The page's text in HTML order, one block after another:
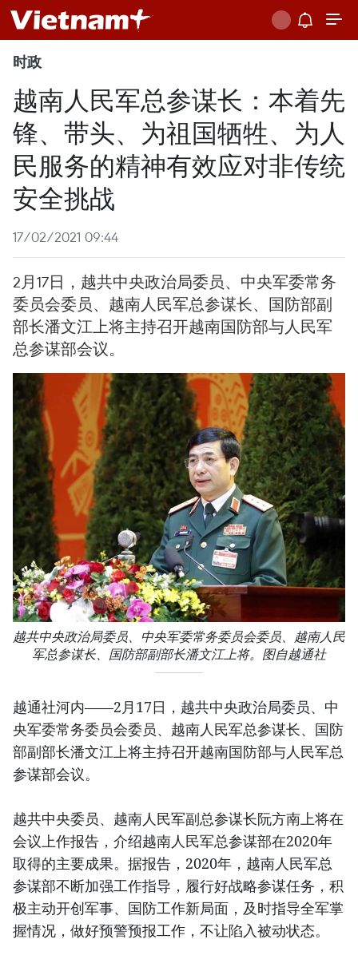
时政
越南人民军总参谋长：本着先
锋、带头、为祖国牺牲、为人
民服务的精神有效应对非传统
安全挑战
17/02/2021 09:44
2月17日，越共中央政治局委员、中央军委常务
委员会委员、越南人民军总参谋长、国防部副
部长潘文江上将主持召开越南国防部与人民军
总参谋部会议。
越共中央政治局委员、中央军委常务委员会委员、越南人民
军总参谋长、国防部副部长潘文江上将。图自越通社
越通社河内——2月17日，越共中央政治局委员、中
央军委常务委员会委员、越南人民军总参谋长、国防
部副部长潘文江上将主持召开越南国防部与人民军总
参谋部会议。
越共中央委员、越南人民军副总参谋长阮方南上将在
会议上作报告，介绍越南人民军总参谋部在2020年
取得的主要成果。据报告，2020年，越南人民军总
参谋部不断加强工作指导，履行好战略参谋任务，积
极主动开创军事、国防工作新局面，及时指导全军掌
握情况，做好预警预报工作，不让陷入被动状态。